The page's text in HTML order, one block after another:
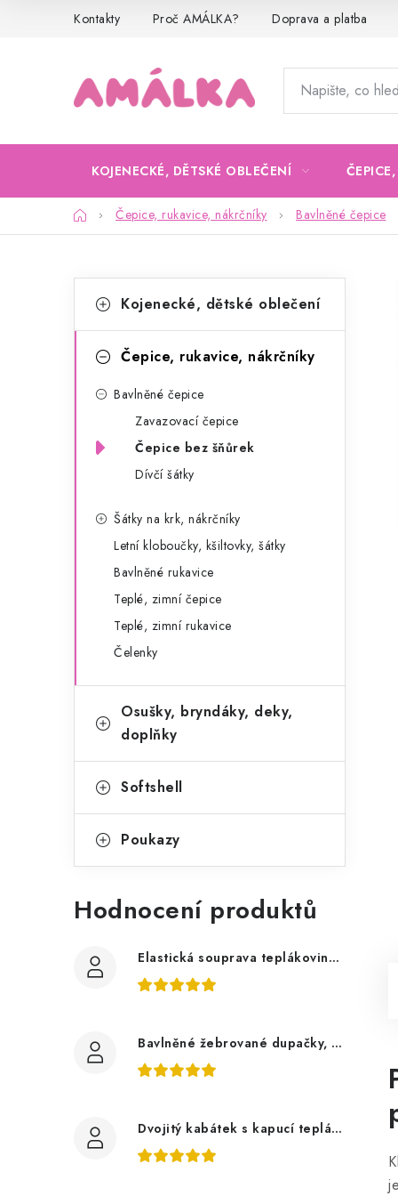
Kontakty Proč AMÁLKA? Doprava a platba
KOJENECKÉ, DĚTSKÉ OBLEČENÍ
DomůČepice, rukavice, nákrčníky Bavlněné čepice
o
e
kategorie
a
Kojenecké, dětské oblečení
Čepice, rukavice, nákrčníky
Bavlněné čepice
Zavazovací čepice
Čepice bez šňůrek
Dívčí šátky
Šátky na krk, nákrčníky
Letní kloboučky, kšiltovky, šátky
Bavlněné rukavice
Teplé, zimní čepice
Teplé, zimní rukavice
Čelenky
Osušky, bryndáky, deky,
doplňky
Softshell
Poukazy
Hodnocení produktů
Elastická souprava teplákovina tmavě šedá, bagry
Bavlněné žebrované dupačky, zelené mojito
Dvojitý kabátek s kapucí teplákovina, auta